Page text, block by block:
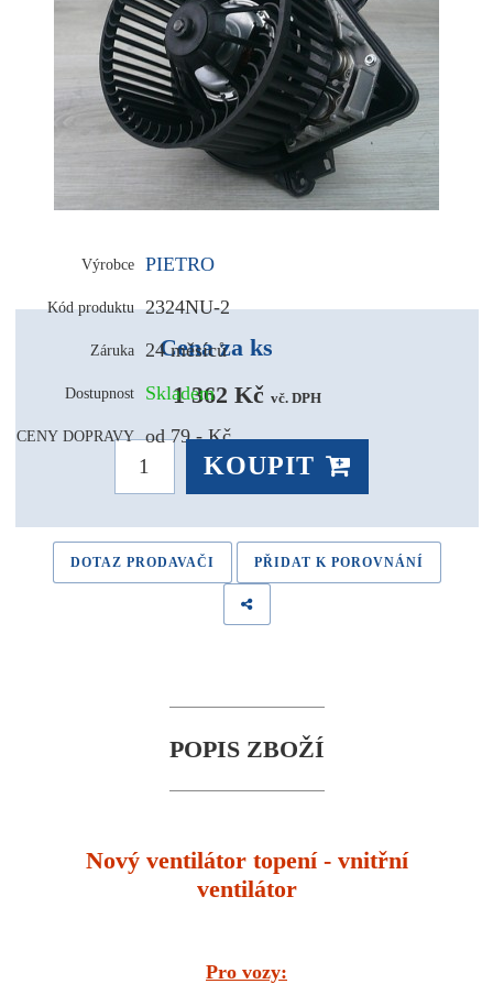
Výrobce PIETRO
Kód produktu 2324NU-2
Záruka 24 měsíců
Dostupnost Skladem
CENY DOPRAVY od 79,- Kč
Cena za ks
1 362 Kč vč. DPH
KOUPIT
DOTAZ PRODAVAČI PŘIDAT K POROVNÁNÍ
POPIS ZBOŽÍ
Nový ventilátor topení - vnitřní
ventilátor
Pro vozy: